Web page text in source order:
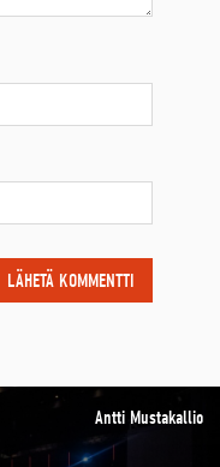
Antti Mustakallio